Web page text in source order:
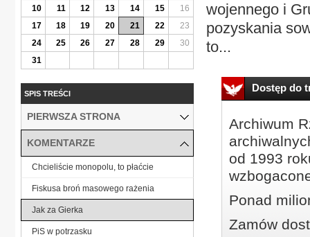
wojennego i
pozyskania
to...
Dostęp do
Archiwum
od 1993
Ponad
Zamów
10
11 12 13 14 15
16
17
18 19 20 21 22
23
24
25 26 27 28 29
30
31
SPIS TREŚCI
PIERWSZA STRONA
KOMENTARZE
Chcieliście monopolu, to płaćcie
Fiskusa broń masowego rażenia
Jak za Gierka
PiS w potrzasku